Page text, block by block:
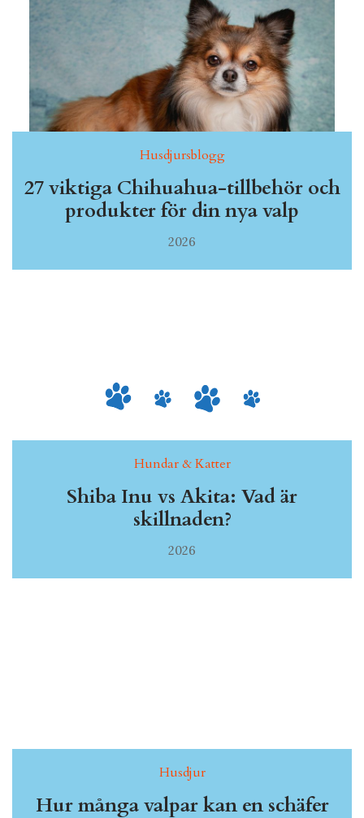
Husdjursblogg
27 viktiga Chihuahua-tillbehör och
produkter för din nya valp
2026
Hundar & Katter
Shiba Inu vs Akita: Vad är
skillnaden?
2026
Husdjur
Hur många valpar kan en schäfer